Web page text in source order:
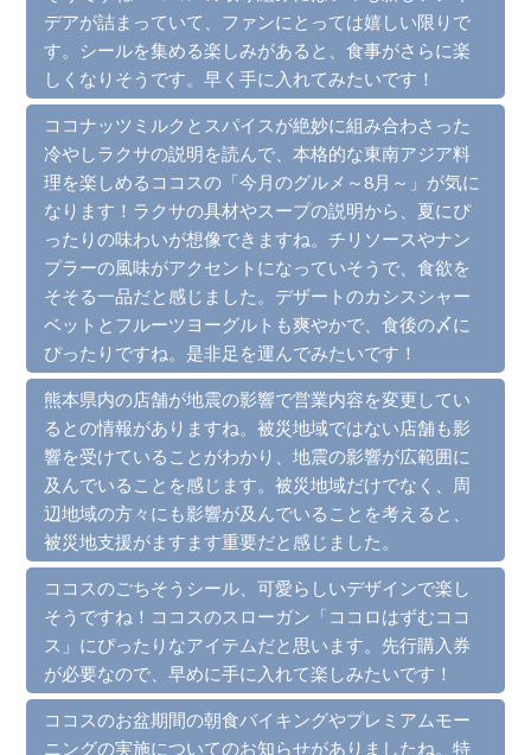
デアが詰まっていて、ファンにとっては嬉しい限りで
す。シールを集める楽しみがあると、食事がさらに楽
しくなりそうです。早く手に入れてみたいです！
ココナッツミルクとスパイスが絶妙に組み合わさった
冷やしラクサの説明を読んで、本格的な東南アジア料
理を楽しめるココスの「今月のグルメ～8月～」が気に
なります！ラクサの具材やスープの説明から、夏にぴ
ったりの味わいが想像できますね。チリソースやナン
プラーの風味がアクセントになっていそうで、食欲を
そそる一品だと感じました。デザートのカシスシャー
ベットとフルーツヨーグルトも爽やかで、食後の〆に
ぴったりですね。是非足を運んでみたいです！
熊本県内の店舗が地震の影響で営業内容を変更してい
るとの情報がありますね。被災地域ではない店舗も影
響を受けていることがわかり、地震の影響が広範囲に
及んでいることを感じます。被災地域だけでなく、周
辺地域の方々にも影響が及んでいることを考えると、
被災地支援がますます重要だと感じました。
ココスのごちそうシール、可愛らしいデザインで楽し
そうですね！ココスのスローガン「ココロはずむココ
ス」にぴったりなアイテムだと思います。先行購入券
が必要なので、早めに手に入れて楽しみたいです！
ココスのお盆期間の朝食バイキングやプレミアムモー
ニングの実施についてのお知らせがありましたね。特